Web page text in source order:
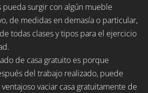
surgir con algún mueble
de medidas en demasía o particular,
todas clases y tipos para el ejercicio
de casa gratuito es porque
del trabajo realizado, puede
vaciar casa gratuitamente de